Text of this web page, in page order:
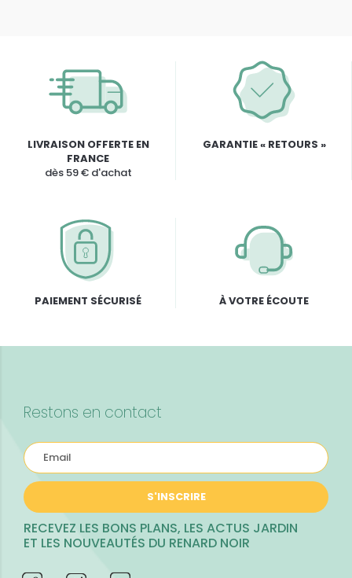
LIVRAISON OFFERTE EN
FRANCE
dès 59 € d'achat
GARANTIE « RETOURS »
PAIEMENT SÉCURISÉ À VOTRE ÉCOUTE
Restons en contact
S'INSCRIRE
RECEVEZ LES BONS PLANS, LES ACTUS JARDIN
ET LES NOUVEAUTÉS DU RENARD NOIR